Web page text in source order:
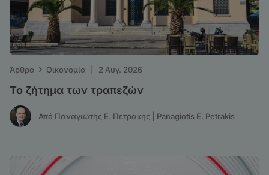
Άρθρα › Οικονομία 2 Αυγ. 2026
Το ζήτημα των τραπεζών
Από Παναγιώτης Ε. Πετράκης | Panagiotis E. Petrakis